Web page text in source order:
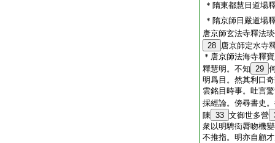
＊隋東都慧日道場
＊隋京師日嚴道場
唐京師玄法寺釋法
28 唐京師定水寺
＊唐京師法海寺釋
釋慧明。不知 29
明爲目。然其利口
雲銘目時事。吐言
採經論。傍尋書史
陳 33 文御世多營
衆以明騁衒脣吻機
不推指。明亦自顧